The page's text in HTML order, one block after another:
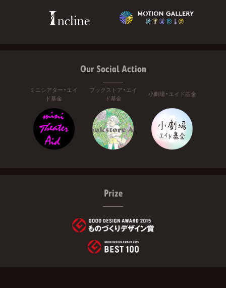
Our Social Action
ミニシアター・エイ
ド基金
ブックストア・エイ
ド基金
小劇場・エイド基金
Prize